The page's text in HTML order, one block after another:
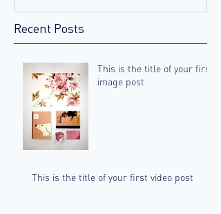
Recent Posts
This is the title of your first
image post
This is the title of your first video post